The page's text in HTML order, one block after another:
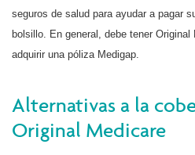
seguros de salud para ayudar a pagar
bolsillo. En general, debe tener
adquirir una póliza Medigap.
Alternativas a la
Original Medicare